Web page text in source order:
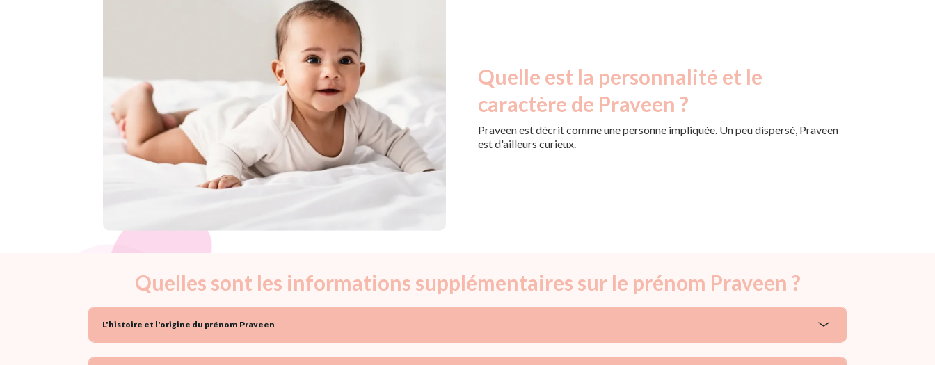
Quelle est la personnalité et le
caractère de Praveen ?
Praveen est décrit comme une personne impliquée. Un peu dispersé, Praveen
est d'ailleurs curieux.
Quelles sont les informations supplémentaires sur le prénom Praveen ?
L'histoire et l'origine du prénom Praveen